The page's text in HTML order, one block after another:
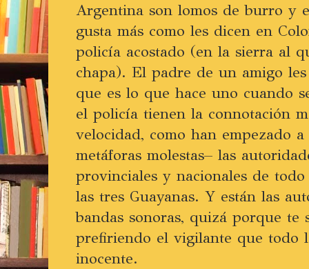
Argentina son lomos de burro y
gusta más como les dicen en
policía acostado (en la sierra al
chapa). El padre de un amigo
que es lo que hace uno cuando
el policía tienen la connotación
velocidad, como han empezado
metáforas molestas– las
provinciales y nacionales de
las tres Guayanas. Y están las
bandas sonoras, quizá porque te
prefiriendo el vigilante que todo
inocente.